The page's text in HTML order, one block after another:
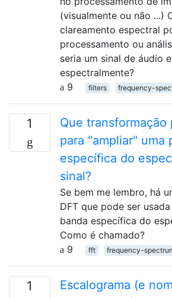
(visualmente ou não ...)
clareamento espectral
processamento ou
seria um sinal de áudio
espectralmente?
9
filters frequency-
1
Que transformação
para "ampliar" uma
específica do
sinal?
Se bem me lembro, há
DFT que pode ser
banda específica do
Como é chamado?
9
fft frequency-
1
Escalograma (e